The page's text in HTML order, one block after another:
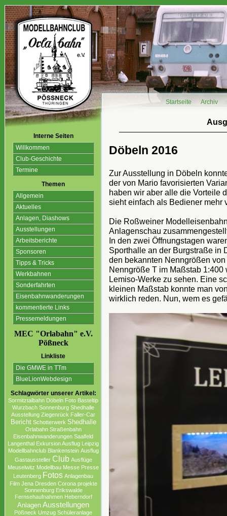
Startseite Archiv
Interne Seiten
Willkommen
Club-Geschichte
Termine
Themen
Allgemein
Aktuelles
Anlagen, Diashows
Ausstellungen
Arbeitsberichte
Sponsoren
Tipps & Tricks
Werkbahnen
Sonderfahrten
Eisenbahnwanderungen
kommentierte Links
Pressemeldungen
MEC "Orlabahn" e.V.
Pößneck
Linkliste
Die GMWE in TTm
BlueLionWebdesign
Schlagwörter unserer Artikel:
Sormitztalbahn Döbeln Foto Basteltip
Wurzbach Sonnenburg Shedhalle
Ausstellung Ziegenrück Faller-Car
Bericht Schotterwerk Shedhalle
Orlabahn Straßenbahn
Eisenbahnwanderungen Saalfeld
Langenthal Exkursion Ausflug Leipzig
Modellbahnclub Blankenstein Ausflug
Gastaussteller Club Ausflüge
Meuselwitz Modellbau Messe Presse
Leutenberg Fotos Anlagenbau
Film Jena Dresden Corona projekte
Sonnenburg Erikswalde
Fernsehaufnahmen Heberndorf
Anlagen Ausstellungen
Pößneck Umzug Schüleranlage
Döbeln 2016
Zur Ausstellung in Döbeln
der von Mario favorisierten
haben wir aber alle die Vorteile
sieht einfach als Bediener mehr
Die Roßweiner
Anlagenschau
In den zwei Öffnungstagen
Sporthalle an der Burgstraße in
den bekannten Nenngrößen
Nenngröße T im Maßstab
Lemiso-Werke zu sehen. Eine
kleinen Maßstab konnte man
wirklich reden. Nun, wem es